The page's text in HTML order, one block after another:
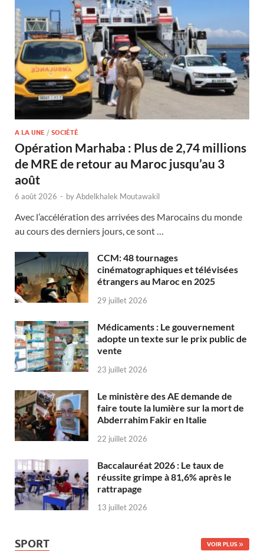
A LA UNE / SOCIÉTÉ
Opération Marhaba : Plus de 2,74 millions
de MRE de retour au Maroc jusqu’au 3
août
6 août 2026 - byAbdelkhalek Moutawakil
Avec l’accélération des arrivées des Marocains du monde
au cours des derniers jours, ce sont …
CCM: 48 tournages
cinématographiques et télévisées
étrangers au Maroc en 2025
29 juillet 2026
Médicaments : Le gouvernement
adopte un texte sur le prix public de
vente
23 juillet 2026
Le ministère des AE demande de
faire toute la lumière sur la mort de
Abderrahim Fakir en Italie
22 juillet 2026
Baccalauréat 2026 : Le taux de
réussite grimpe à 81,6% après le
rattrapage
13 juillet 2026
SPORT VOIR PLUS